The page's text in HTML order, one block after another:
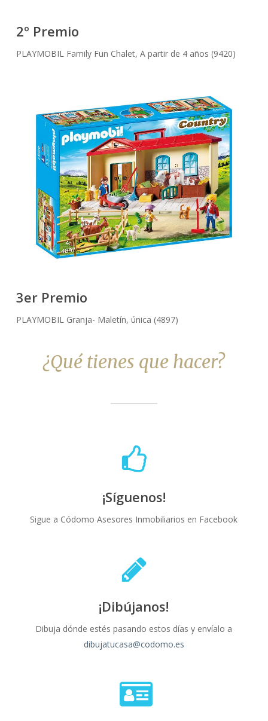
2º Premio
PLAYMOBIL Family Fun Chalet, A partir de 4 años (9420)
3er Premio
PLAYMOBIL Granja- Maletín, única (4897)
¿Qué tienes que hacer?
¡Síguenos!
Sigue a Códomo Asesores Inmobiliarios en Facebook
¡Dibújanos!
Dibuja dónde estés pasando estos días y envíalo a
dibujatucasa@codomo.es